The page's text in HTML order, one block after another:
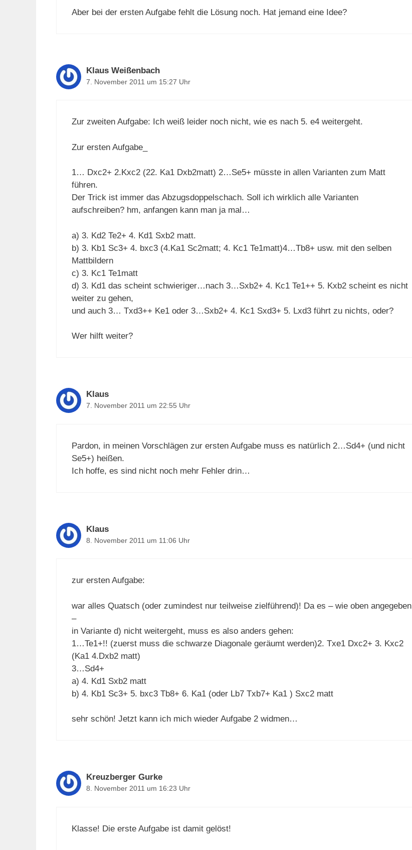
Aber bei der ersten Aufgabe fehlt die Lösung noch. Hat jemand eine Idee?
Klaus Weißenbach
7. November 2011 um 15:27 Uhr
Zur zweiten Aufgabe: Ich weiß leider noch nicht, wie es nach 5. e4 weitergeht.
Zur ersten Aufgabe_
1… Dxc2+ 2.Kxc2 (22. Ka1 Dxb2matt) 2…Se5+ müsste in allen Varianten zum Matt
führen.
Der Trick ist immer das Abzugsdoppelschach. Soll ich wirklich alle Varianten
aufschreiben? hm, anfangen kann man ja mal…
a) 3. Kd2 Te2+ 4. Kd1 Sxb2 matt.
b) 3. Kb1 Sc3+ 4. bxc3 (4.Ka1 Sc2matt; 4. Kc1 Te1matt)4…Tb8+ usw. mit den selben
Mattbildern
c) 3. Kc1 Te1matt
d) 3. Kd1 das scheint schwieriger…nach 3…Sxb2+ 4. Kc1 Te1++ 5. Kxb2 scheint es nicht
weiter zu gehen,
und auch 3… Txd3++ Ke1 oder 3…Sxb2+ 4. Kc1 Sxd3+ 5. Lxd3 führt zu nichts, oder?
Wer hilft weiter?
Klaus
7. November 2011 um 22:55 Uhr
Pardon, in meinen Vorschlägen zur ersten Aufgabe muss es natürlich 2…Sd4+ (und nicht
Se5+) heißen.
Ich hoffe, es sind nicht noch mehr Fehler drin…
Klaus
8. November 2011 um 11:06 Uhr
zur ersten Aufgabe:
war alles Quatsch (oder zumindest nur teilweise zielführend)! Da es – wie oben angegeben
–
in Variante d) nicht weitergeht, muss es also anders gehen:
1…Te1+!! (zuerst muss die schwarze Diagonale geräumt werden)2. Txe1 Dxc2+ 3. Kxc2
(Ka1 4.Dxb2 matt)
3…Sd4+
a) 4. Kd1 Sxb2 matt
b) 4. Kb1 Sc3+ 5. bxc3 Tb8+ 6. Ka1 (oder Lb7 Txb7+ Ka1 ) Sxc2 matt
sehr schön! Jetzt kann ich mich wieder Aufgabe 2 widmen…
Kreuzberger Gurke
8. November 2011 um 16:23 Uhr
Klasse! Die erste Aufgabe ist damit gelöst!